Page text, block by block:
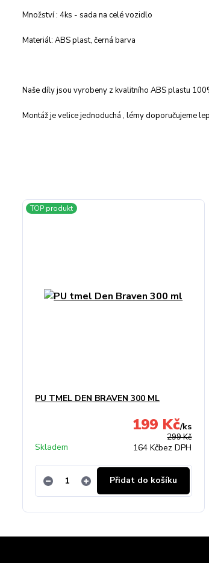
Množství : 4ks - sada na celé vozidlo
Materiál: ABS plast, černá barva
Naše díly jsou vyrobeny z kvalitního ABS plastu
Montáž je velice jednoduchá , lémy doporučujeme
TOP produkt
PU TMEL DEN BRAVEN 300 ML
299 Kč
199 Kč/ks
164 Kčbez DPH
Skladem
Přidat do košíku